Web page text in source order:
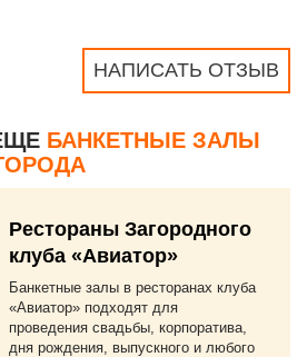
НАПИСАТЬ ОТЗЫВ
БАНКЕТНЫЕ ЗАЛЫ
Рестораны Загородного
клуба «Авиатор»
Банкетные залы в ресторанах клуба
«Авиатор» подходят для
проведения свадьбы, корпоратива,
дня рождения, выпускного и любого